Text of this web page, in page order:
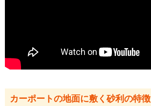
カーポートの地面に敷く砂利の特徴